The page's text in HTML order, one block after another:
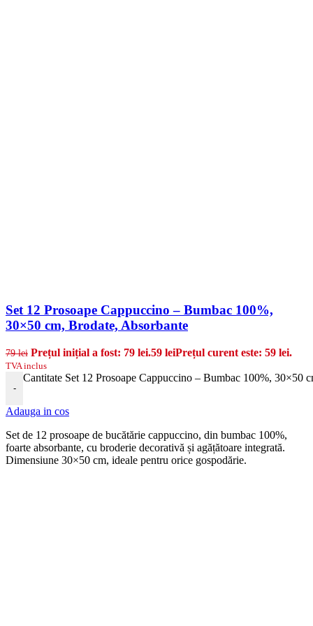
Set 12 Prosoape Cappuccino – Bumbac 100%,
30×50 cm, Brodate, Absorbante
79lei Prețul inițial a fost: 79 lei.59 leiPrețul curent este: 59 lei.
TVA inclus
-
Cantitate Set 12 Prosoape Cappuccino – Bumbac 100%, 30×50
Adauga in cos
Set de 12 prosoape de bucătărie cappuccino, din bumbac 100%,
foarte absorbante, cu broderie decorativă și agățătoare integrată.
Dimensiune 30×50 cm, ideale pentru orice gospodărie.